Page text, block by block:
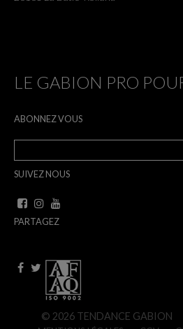
LE GABION PRO
ABONNEZ VOUS
SUIVEZ NOUS
PARTAGEZ
© 2026 TENDANCE GABION